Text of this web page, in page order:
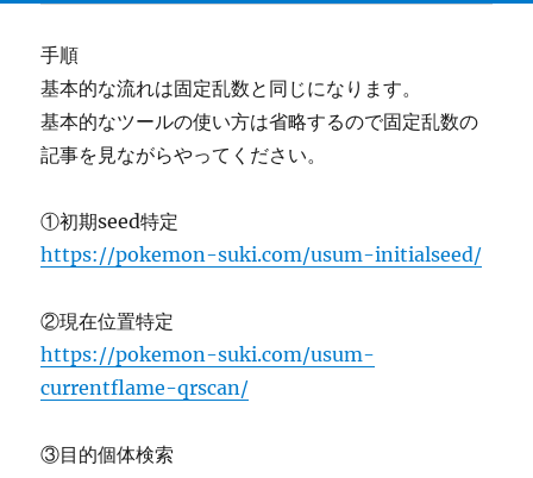
手順
基本的な流れは固定乱数と同じになります。
基本的なツールの使い方は省略するので固定乱数の
記事を見ながらやってください。
①初期seed特定
https://pokemon-suki.com/usum-initialseed/
②現在位置特定
https://pokemon-suki.com/usum-
currentflame-qrscan/
③目的個体検索